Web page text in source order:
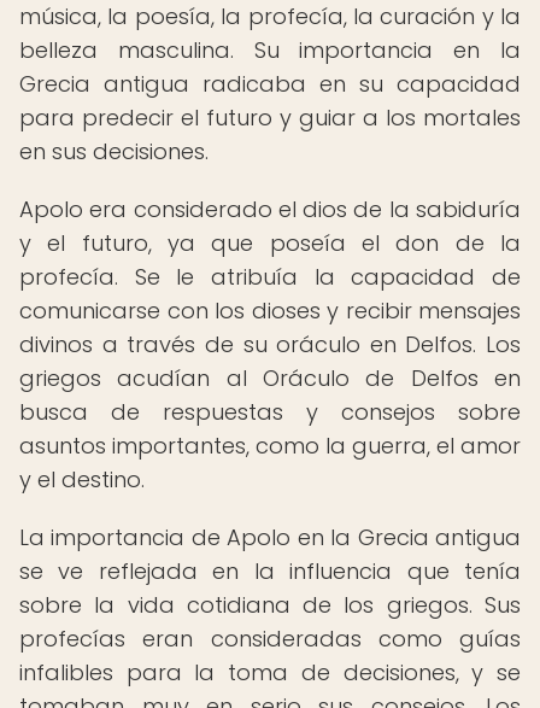
música, la poesía, la profecía, la curación y la
belleza masculina. Su importancia en la
Grecia antigua radicaba en su capacidad
para predecir el futuro y guiar a los mortales
en sus decisiones.
Apolo era considerado el dios de la sabiduría
y el futuro, ya que poseía el don de la
profecía. Se le atribuía la capacidad de
comunicarse con los dioses y recibir mensajes
divinos a través de su oráculo en Delfos. Los
griegos acudían al Oráculo de Delfos en
busca de respuestas y consejos sobre
asuntos importantes, como la guerra, el amor
y el destino.
La importancia de Apolo en la Grecia antigua
se ve reflejada en la influencia que tenía
sobre la vida cotidiana de los griegos. Sus
profecías eran consideradas como guías
infalibles para la toma de decisiones, y se